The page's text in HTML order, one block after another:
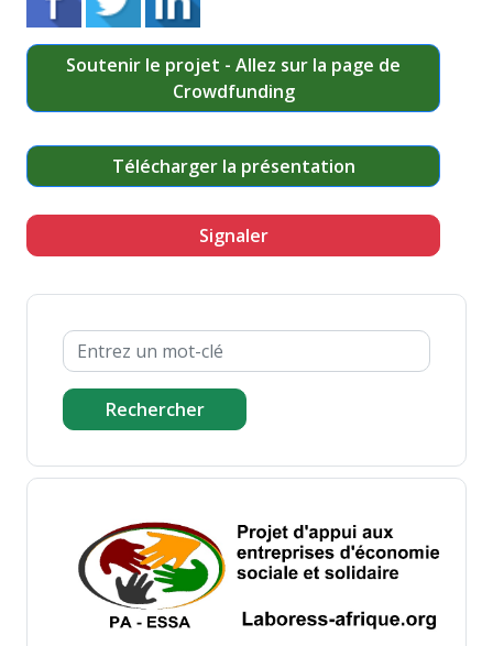
Soutenir le projet - Allez sur la page de
Crowdfunding
Télécharger la présentation
Signaler
Rechercher